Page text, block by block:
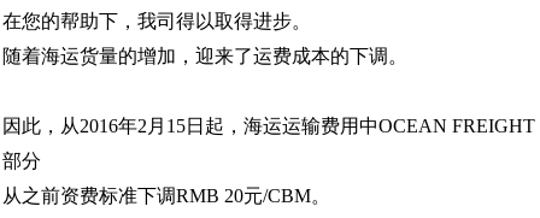
联系我们
韩国首尔
在您的帮助下，我司得以取得进步。
随着海运货量的增加，迎来了运费成本的下调。
因此，从2016年2月15日起，海运运输费用中OCEAN FREIGHT
部分
从之前资费标准下调RMB 20元/CBM。